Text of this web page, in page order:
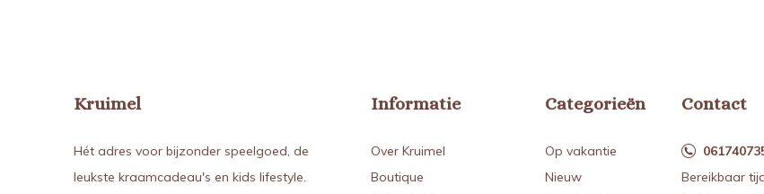
Kruimel
Hét adres voor bijzonder speelgoed, de
leukste kraamcadeau's en kids lifestyle.
Informatie
Over Kruimel
Boutique
Categorieën
Op vakantie
Nieuw
Contact
Bereikbaar